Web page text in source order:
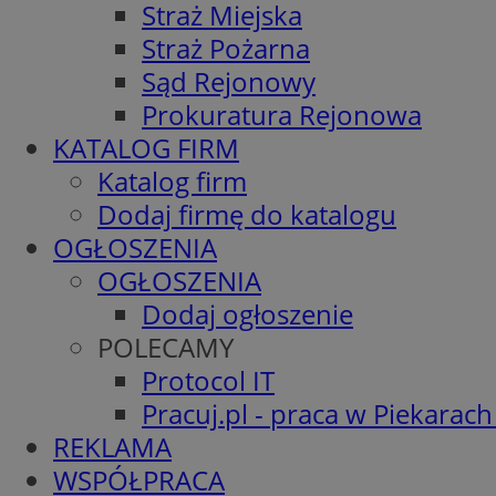
Straż Miejska
Straż Pożarna
Sąd Rejonowy
Prokuratura Rejonowa
KATALOG FIRM
Katalog firm
Dodaj firmę do katalogu
OGŁOSZENIA
OGŁOSZENIA
Dodaj ogłoszenie
POLECAMY
Protocol IT
Pracuj.pl - praca w
REKLAMA
WSPÓŁPRACA